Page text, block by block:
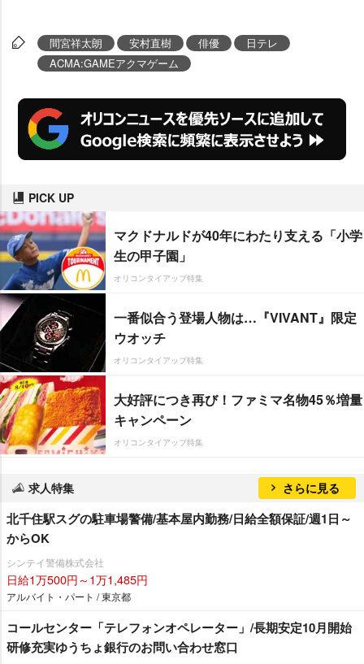
間宮祥太朗 安村直樹 俳優
日テレ
ACMA:GAMEアクマゲーム
PICK UP
マクドナルドが40年にわたり支える「小学
生の甲子園」
オリコンタイアップ特集
一番似合う登場人物は…『VIVANT』限定
ウオッチ
オリコンタイアップ特集
大好評につき再び！ファミマ名物45％増量
キャンペーン
オリコンタイアップ特集
求人特集 さらに見る
北千住駅スグの駐車場警備/基本屋内勤務/日給全額保証/週1日～
からOK
シンテイ警備株式会社
日給1万500円～1万1,485円
アルバイト・パート / 東京都
コールセンター「テレフォンオペレーター」/長期安定10月開始
研修充実ゆうちょ銀行のお問い合わせ窓口